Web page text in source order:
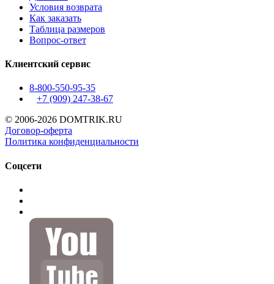
Условия возврата
Как заказать
Таблица размеров
Вопрос-ответ
Клиентский сервис
8-800-550-95-35
+7 (909) 247-38-67
© 2006-2026 DOMTRIK.RU
Договор-оферта
Политика конфиденциальности
Соцсети